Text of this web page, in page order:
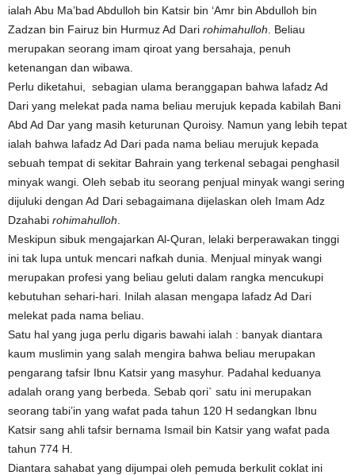
ialah Abu Ma’bad Abdulloh bin Katsir bin ‘Amr bin Abdulloh bin
Zadzan bin Fairuz bin Hurmuz Ad Dari rohimahulloh . Beliau
merupakan seorang imam qiroat yang bersahaja, penuh
ketenangan dan wibawa.
Perlu diketahui, sebagian ulama beranggapan bahwa lafadz Ad
Dari yang melekat pada nama beliau merujuk kepada kabilah Bani
Abd Ad Dar yang masih keturunan Quroisy. Namun yang lebih tepat
ialah bahwa lafadz Ad Dari pada nama beliau merujuk kepada
sebuah tempat di sekitar Bahrain yang terkenal sebagai penghasil
minyak wangi. Oleh sebab itu seorang penjual minyak wangi sering
dijuluki dengan Ad Dari sebagaimana dijelaskan oleh Imam Adz
Dzahabi rohimahulloh
Meskipun sibuk mengajarkan Al-Quran, lelaki berperawakan tinggi
ini tak lupa untuk mencari nafkah dunia. Menjual minyak wangi
merupakan profesi yang beliau geluti dalam rangka mencukupi
kebutuhan sehari-hari. Inilah alasan mengapa lafadz Ad Dari
melekat pada nama beliau.
Satu hal yang juga perlu digaris bawahi ialah : banyak diantara
kaum muslimin yang salah mengira bahwa beliau merupakan
pengarang tafsir Ibnu Katsir yang masyhur. Padahal keduanya
adalah orang yang berbeda. Sebab qori` satu ini merupakan
seorang tabi’in yang wafat pada tahun 120 H sedangkan Ibnu
Katsir sang ahli tafsir bernama Ismail bin Katsir yang wafat pada
tahun 774 H.
Diantara sahabat yang dijumpai oleh pemuda berkulit coklat ini